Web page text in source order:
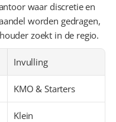
waar discretie en
worden gedragen,
zoekt in de regio.
Invulling
KMO & Starters
Klein